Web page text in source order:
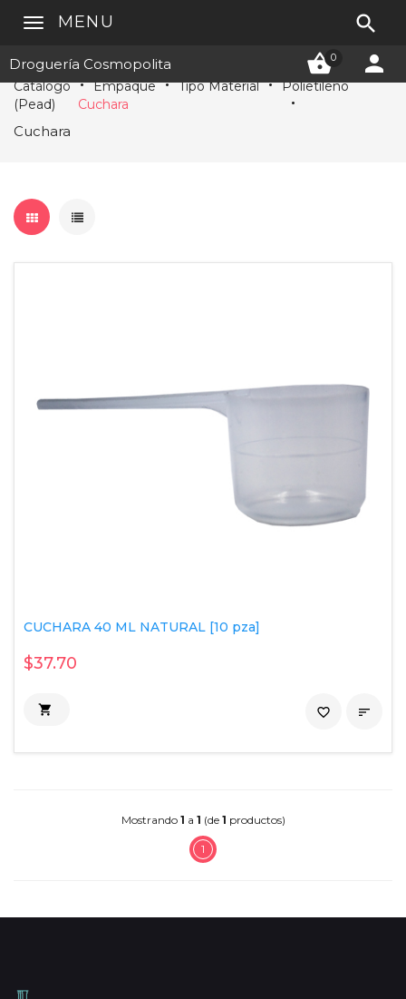
Droguería Cosmopolita 0 
MENU 
Catálogo Empaque Tipo Material
Polietileno
(Pead)
Cuchara
Cuchara
CUCHARA 40 ML NATURAL [10 pza]
$37.70
 
favorite_border
Mostrando 1 a 1 (de 1 productos)
1